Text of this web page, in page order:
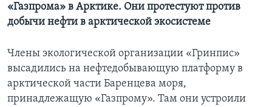
ПерейтиПОЧЕМУ ЭТО ВАЖНО?
ДЕТАЛИ
НЬЮ-ЙОРК NEW YORK
АМЕРИКА. БОЛЬШОЕ ПУТЕШЕСТВИЕ
А КАК В АМЕРИКЕ?
АМЕРИКАНСКИЕ ГОРОДКИ
ФАКТЫ ПРОТИВ ФЕЙКОВ
УЧИМ АНГЛИЙСКИЙ
ВИДЕО
ПОДПИСКА НА НОВОСТИ
«Газпрома» в Арктике. Они протестуют против
добычи нефти в арктической экосистеме
Члены экологической организации «Гринпис»
высадились на нефтедобывающую платформу в
арктической части Баренцева моря,
принадлежащую «Газпрому». Там они устроили